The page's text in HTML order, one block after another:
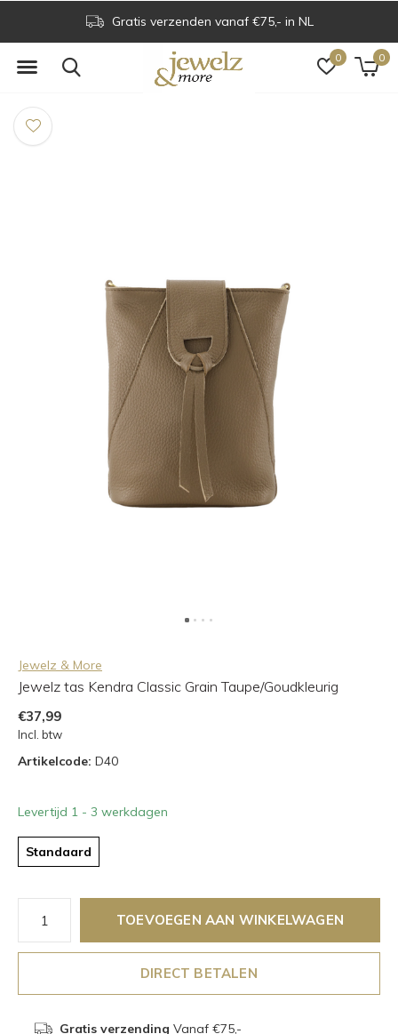
0 0
Gratis verzenden vanaf €75,- in NL
Jewelz & More
Jewelz tas Kendra Classic Grain Taupe/Goudkleurig
€37,99
Incl. btw
Artikelcode: D40
Levertijd 1 - 3 werkdagen
Standaard
TOEVOEGEN AAN WINKELWAGEN
DIRECT BETALEN
Gratis verzending Vanaf €75,-